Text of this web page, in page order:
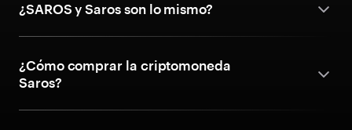
¿SAROS y Saros son lo mismo?
¿Cómo comprar la criptomoneda
Saros?